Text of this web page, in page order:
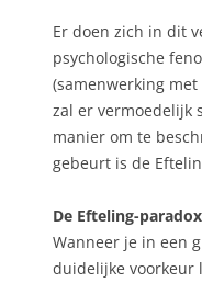
Er doen zich in dit
psychologische
(samenwerking
zal er vermoedelijk
manier om te
gebeurt is de
De Efteling-paradox
Wanneer je in een
duidelijke voorkeur